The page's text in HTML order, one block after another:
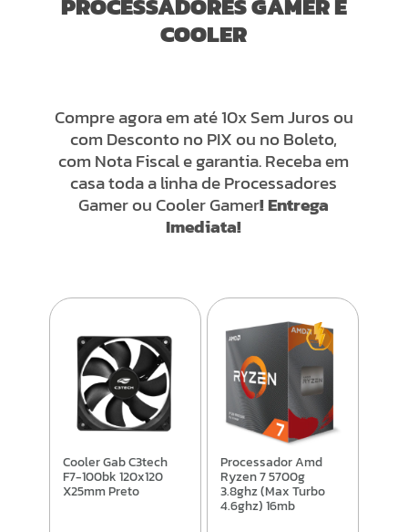
COOLER
Compre agora em até 10x Sem Juros ou
com Desconto no PIX ou no Boleto,
com Nota Fiscal e garantia. Receba em
casa toda a linha de Processadores
Gamer ou Cooler Gamer! Entrega
Imediata!
Cooler Gab C3tech
F7-100bk 120x120
X25mm Preto
Processador Amd
Ryzen 7 5700g
3.8ghz (Max Turbo
4.6ghz) 16mb